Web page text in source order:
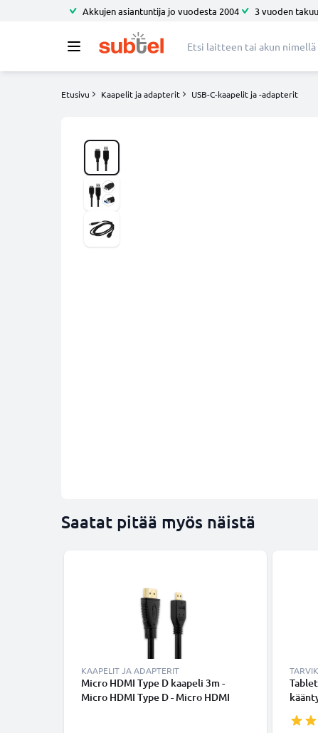
Akkujen asiantuntija jo vuodesta 2004 3 vuoden takuu
Etusivu Kaapelit ja adapterit USB-C-kaapelit ja -adapterit
Saatat pitää myös näistä
KAAPELIT JA ADAPTERIT
Micro HDMI Type D kaapeli 3m -
Micro HDMI Type D - Micro HDMI